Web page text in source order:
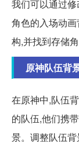
我们可以通过
角色的入场动
构,并找到存储
原神队伍背
在原神中,队伍
的队伍,他们携
景。调整队伍背